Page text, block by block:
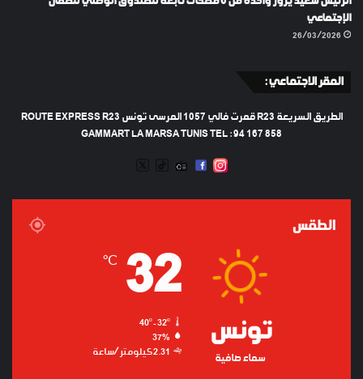
الإجتماعي
26/03/2026
المقر الاجتماعي :
الطريق السريعة R23 قمرت فالي 1057 المرسى تونس ROUTE EXPRESS R23
GAMMART LA MARSA TUNIS TEL : 94 167 858
INSTAGRAM
FACEBOOK
RADIO
TIKTOK
الطقس
تونس
سماء صافية
32
℃
37%
2.31 كيلومتر/ساعة